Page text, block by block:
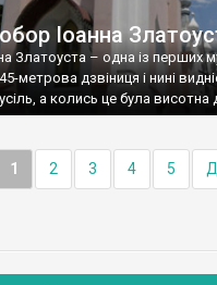
Іоанна
Златоуста – одна із перших
метрова дзвіниця і нині
а колись це була висотна
1 2 3 4 5